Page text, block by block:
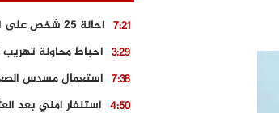
7:21
3:29
7:38
4:50